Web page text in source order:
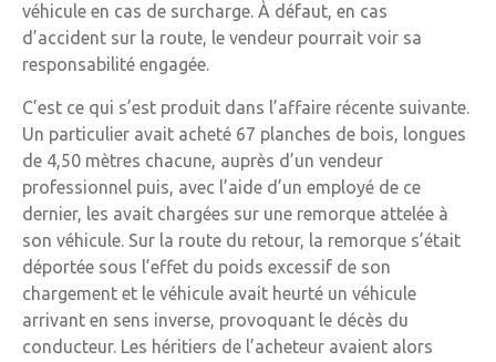
véhicule en cas de surcharge. À défaut, en cas
d’accident sur la route, le vendeur pourrait voir sa
responsabilité engagée.
C’est ce qui s’est produit dans l’affaire récente suivante.
Un particulier avait acheté 67 planches de bois, longues
de 4,50 mètres chacune, auprès d’un vendeur
professionnel puis, avec l’aide d’un employé de ce
dernier, les avait chargées sur une remorque attelée à
son véhicule. Sur la route du retour, la remorque s’était
déportée sous l’effet du poids excessif de son
chargement et le véhicule avait heurté un véhicule
arrivant en sens inverse, provoquant le décès du
conducteur. Les héritiers de l’acheteur avaient alors